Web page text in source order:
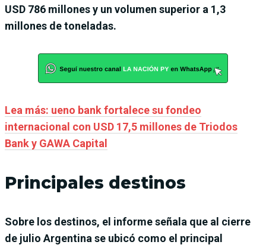
USD 786 millones y un volumen superior a 1,3
millones de toneladas.
Lea más: ueno bank fortalece su fondeo
internacional con USD 17,5 millones de Triodos
Bank y GAWA Capital
Principales destinos
Sobre los destinos, el informe señala que al cierre
de julio Argentina se ubicó como el principal